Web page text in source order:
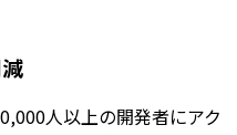
人以上の開発者にアク